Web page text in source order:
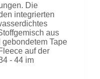
Die
integrierten
aus
Tape
auf der
- 44 im